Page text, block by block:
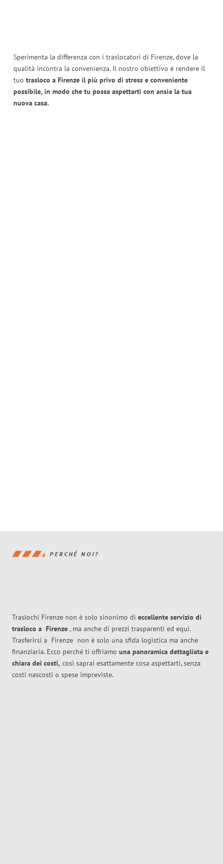
Sperimenta la differenza con i traslocatori di Firenze, dove la
qualità incontra la convenienza. Il nostro obiettivo è rendere il
tuo trasloco a Firenze il più privo di stress e conveniente
possibile, in modo che tu possa aspettarti con ansia la tua
nuova casa.
PERCHÉ NOI?
Traslochi Firenze non è solo sinonimo di eccellente servizio di
trasloco a Firenze , ma anche di prezzi trasparenti ed equi.
Trasferirsi a Firenze non è solo una sfida logistica ma anche
finanziaria. Ecco perché ti offriamo una panoramica dettagliata e
chiara dei costi, così saprai esattamente cosa aspettarti, senza
costi nascosti o spese impreviste.